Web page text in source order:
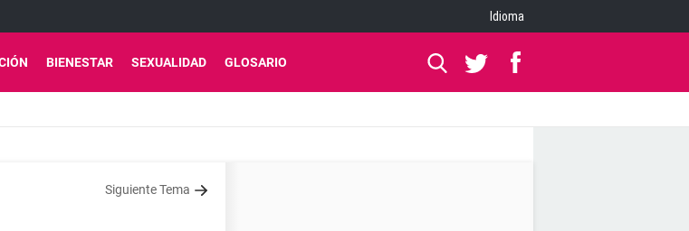
Idioma
BIENESTAR SEXUALIDAD GLOSARIO
Siguiente Tema